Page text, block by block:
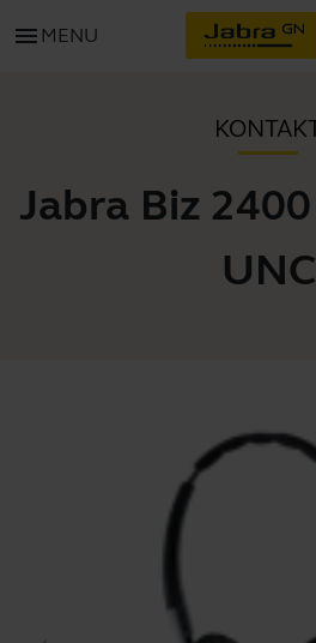
menu MENU
Jabra Biz
UNC